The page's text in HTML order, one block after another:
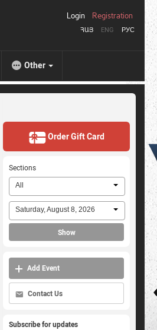
ՀԱՅ ENG РУС
Login Registration
Other
Order Gift Card
Sections
All
Saturday, August 8, 2026
Show
Add Event
Contact Us
Subscribe for updates